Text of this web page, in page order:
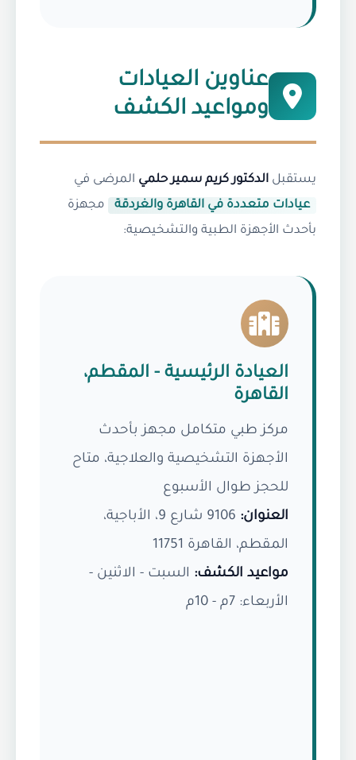
عناوين العيادات
ومواعيد الكشف
يستقبل الدكتور كريم سمير حلمي المرضى في
عيادات متعددة في القاهرة والغردقة
مجهزة
بأحدث الأجهزة الطبية والتشخيصية:
العيادة الرئيسية - المقطم،
القاهرة
مركز طبي متكامل مجهز بأحدث
الأجهزة التشخيصية والعلاجية، متاح
للحجز طوال الأسبوع
العنوان:
9106 شارع 9، الأباجية،
المقطم، القاهرة 11751
مواعيد الكشف: السبت - الاثنين -
الأربعاء: 7م - 10م